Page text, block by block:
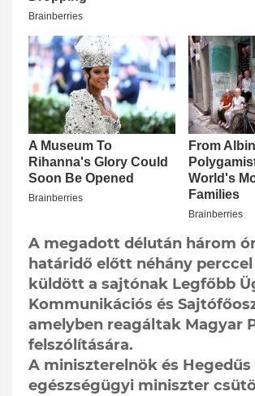
A megadott délután három
határidő előtt néhány
küldött a sajtónak Legfőbb
Kommunikációs és
amelyben reagáltak Magyar
felszólítására.
A miniszterelnök és
egészségügyi miniszter